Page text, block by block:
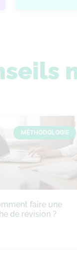
MÉTHODOLOGIE
faire une
de révision ?